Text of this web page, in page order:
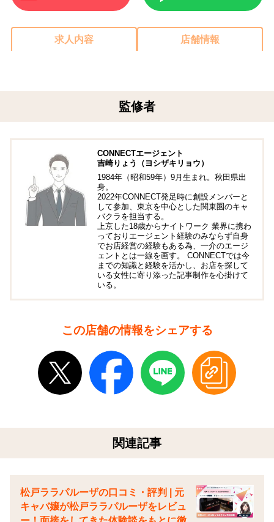
求人内容 店舗情報
監修者
CONNECTエージェント
吉崎りょう（ヨシザキリョウ）
1984年（昭和59年）9月生まれ。秋田県出
身。
2022年CONNECT発足時に創設メンバーと
して参加、東京を中心とした関東圏のキャ
バクラを担当する。
上京した18歳からナイトワーク 業界に携わ
っておりエージェント経験のみならず自身
でお店経営の経験もある為、一介のエージ
ェントとは一線を画す。 CONNECTでは今
までの知識と経験を活かし、お店を探して
いる女性に寄り添った記事制作を心掛けて
いる。
この店舗の情報をシェアする
関連記事
松戸ララパルーザの口コミ・評判 | 元
キャバ嬢が松戸ララパルーザをレビュ